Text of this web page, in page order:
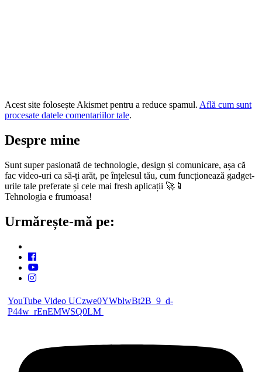
Acest site folosește Akismet pentru a reduce spamul. Află cum sunt
procesate datele comentariilor tale.
Despre mine
Sunt super pasionată de technologie, design și comunicare, așa că
fac video-uri ca să-ți arăt, pe înțelesul tău, cum funcționează gadget-
urile tale preferate și cele mai fresh aplicații 🚀📱
Tehnologia e frumoasa!
Urmărește-mă pe:
YouTube Video UCzwe0YWblwBt2B_9_d-
P44w_rEnEMWSQ0LM